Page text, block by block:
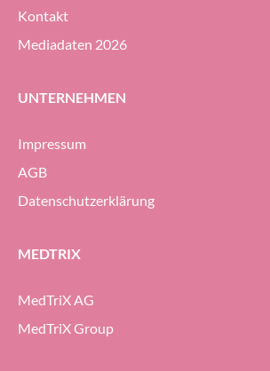
Kontakt
Mediadaten 2026
UNTERNEHMEN
Impressum
AGB
Datenschutzerklärung
MEDTRIX
MedTriX AG
MedTriX Group